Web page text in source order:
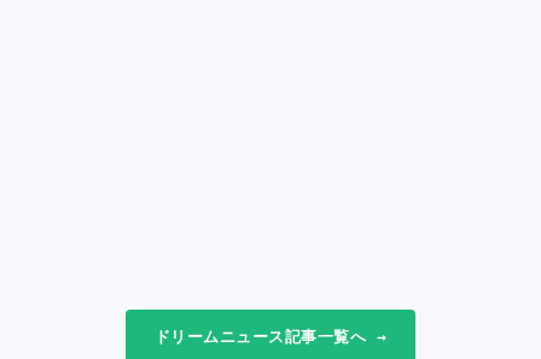
ドリームニュース記事一覧へ →